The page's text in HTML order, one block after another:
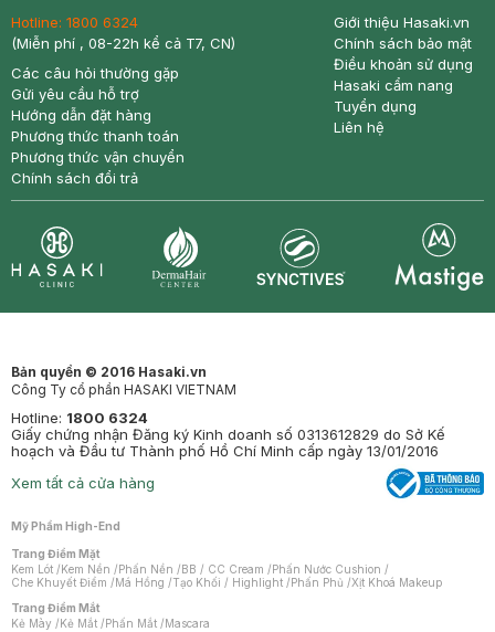
Hotline: 1800 6324
(Miễn phí , 08-22h kể cả T7, CN)
Các câu hỏi thường gặp
Gửi yêu cầu hỗ trợ
Hướng dẫn đặt hàng
Phương thức thanh toán
Phương thức vận chuyển
Chính sách đổi trả
Giới thiệu Hasaki.vn
Chính sách bảo mật
Điều khoản sử dụng
Hasaki cẩm nang
Tuyển dụng
Liên hệ
Bản quyền © 2016 Hasaki.vn
Công Ty cổ phần HASAKI VIETNAM
Hotline: 1800 6324
Giấy chứng nhận Đăng ký Kinh doanh số 0313612829 do Sở Kế
hoạch và Đầu tư Thành phố Hồ Chí Minh cấp ngày 13/01/2016
Xem tất cả cửa hàng
Mỹ Phẩm High-End
Trang Điểm Mặt
Kem Lót /Kem Nền /Phấn Nền /BB / CC Cream /Phấn Nước Cushion /
Che Khuyết Điểm /Má Hồng /Tạo Khối / Highlight /Phấn Phủ /Xịt Khoá Makeup
Trang Điểm Mắt
Kẻ Mày /Kẻ Mắt /Phấn Mắt /Mascara